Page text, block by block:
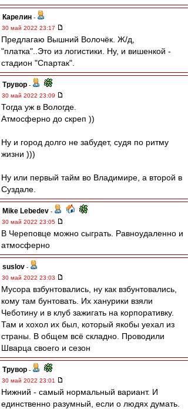
Карелин -
30 май 2022 23:17
Предлагаю Вышний Волочёк. Ж/д,
"платка"..Это из логистики. Ну, и вишенкой -
стадион "Спартак".
Трувор -
30 май 2022 23:09
Тогда уж в Вологде.
Атмосферно до скреп ))
Ну и город долго не забудет, судя по ритму
жизни )))
Ну или первый тайм во Владимире, а второй в
Суздале.
Mike Lebedev -
30 май 2022 23:05
В Череповце можно сыграть. Равноудаленно и
атмосферно
suslov -
30 май 2022 23:03
Мусора взбунтовались, ну как взбунтовались,
кому там бунтовать. Их ханурики взяли
Чеботину и в клуб зажигать на корпоративку.
Там и хохол их был, который якобы уехал из
страны. В общем всё складно. Проводили
Шварца своего и сезон
Трувор -
30 май 2022 23:01
Нижний - самый нормальный вариант. И
единственно разумный, если о людях думать.